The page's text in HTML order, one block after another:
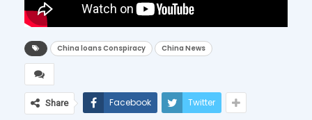
China loans Conspiracy China News
Share Facebook Twitter